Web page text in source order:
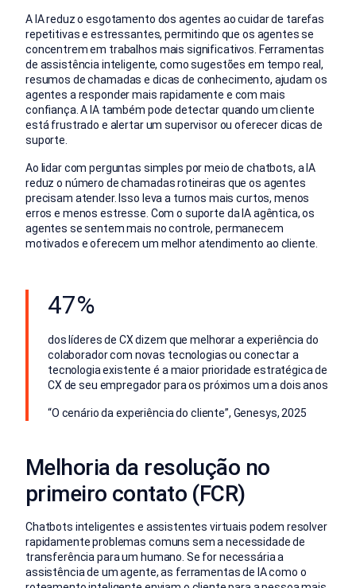
A IA reduz o esgotamento dos agentes ao cuidar de tarefas
repetitivas e estressantes, permitindo que os agentes se
concentrem em trabalhos mais significativos. Ferramentas
de assistência inteligente, como sugestões em tempo real,
resumos de chamadas e dicas de conhecimento, ajudam os
agentes a responder mais rapidamente e com mais
confiança. A IA também pode detectar quando um cliente
está frustrado e alertar um supervisor ou oferecer dicas de
suporte.
Ao lidar com perguntas simples por meio de chatbots, a IA
reduz o número de chamadas rotineiras que os agentes
precisam atender. Isso leva a turnos mais curtos, menos
erros e menos estresse. Com o suporte da IA agêntica, os
agentes se sentem mais no controle, permanecem
motivados e oferecem um melhor atendimento ao cliente.
47%
dos líderes de CX dizem que melhorar a experiência do
colaborador com novas tecnologias ou conectar a
tecnologia existente é a maior prioridade estratégica de
CX de seu empregador para os próximos um a dois anos
“O cenário da experiência do cliente”, Genesys, 2025
Melhoria da resolução no
primeiro contato (FCR)
Chatbots inteligentes e assistentes virtuais podem resolver
rapidamente problemas comuns sem a necessidade de
transferência para um humano. Se for necessária a
assistência de um agente, as ferramentas de IA como o